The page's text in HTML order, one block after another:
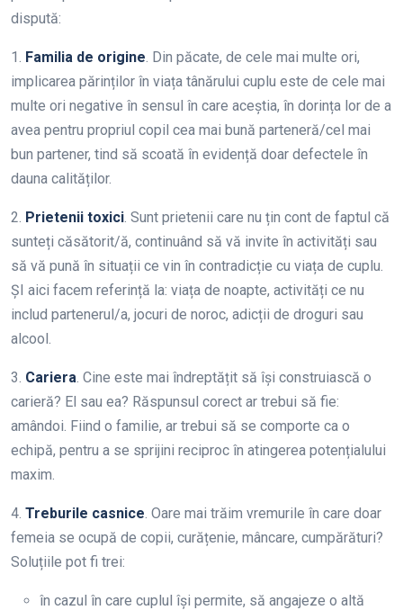
dispută:
1. Familia de origine . Din păcate, de cele mai multe ori,
implicarea părinților în viața tânărului cuplu este de cele mai
multe ori negative în sensul în care aceștia, în dorința lor de a
avea pentru propriul copil cea mai bună parteneră/cel mai
bun partener, tind să scoată în evidență doar defectele în
dauna calităților.
2. Prietenii toxici . Sunt prietenii care nu țin cont de faptul că
sunteți căsătorit/ă, continuând să vă invite în activități sau
să vă pună în situații ce vin în contradicție cu viața de cuplu.
ȘI aici facem referință la: viața de noapte, activități ce nu
includ partenerul/a, jocuri de noroc, adicții de droguri sau
alcool.
3. Cariera . Cine este mai îndreptățit să își construiască o
carieră? El sau ea? Răspunsul corect ar trebui să fie:
amândoi. Fiind o familie, ar trebui să se comporte ca o
echipă, pentru a se sprijini reciproc în atingerea potențialului
maxim.
4. Treburile casnice . Oare mai trăim vremurile în care doar
femeia se ocupă de copii, curățenie, mâncare, cumpărături?
Soluțiile pot fi trei:
în cazul în care cuplul își permite, să angajeze o altă